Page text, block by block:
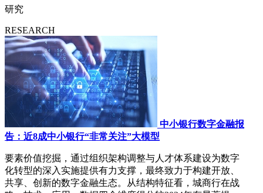
研究
RESEARCH
中小银行数字金融报
告：近8成中小银行“非常关注”大模型
要素价值挖掘，通过组织架构调整与人才体系建设为数字
化转型的深入实施提供有力支撑，最终致力于构建开放、
共享、创新的数字金融生态。从结构特征看，城商行在战